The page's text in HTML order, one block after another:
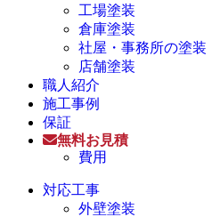
工場塗装
倉庫塗装
社屋・事務所の塗装
店舗塗装
職人紹介
施工事例
保証
無料お見積
費用
対応工事
外壁塗装